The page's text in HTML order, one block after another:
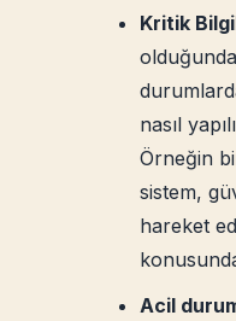
Kritik
nasıl
Örneğin
sistem,
hareket
Acil